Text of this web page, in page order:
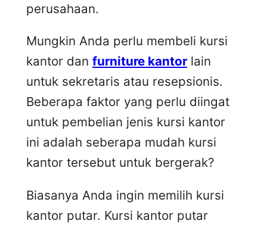
perusahaan.
Mungkin Anda perlu membeli kursi
kantor dan furniture kantor lain
untuk sekretaris atau resepsionis.
Beberapa faktor yang perlu diingat
untuk pembelian jenis kursi kantor
ini adalah seberapa mudah kursi
kantor tersebut untuk bergerak?
Biasanya Anda ingin memilih kursi
kantor putar. Kursi kantor putar